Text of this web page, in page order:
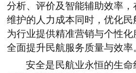
分析、评价及智能辅助效率
维护的人力成本同时，优化民
为行业提供精准营销与个性化
全面提升民航服务质量与效率
安全是民航业永恒的生命